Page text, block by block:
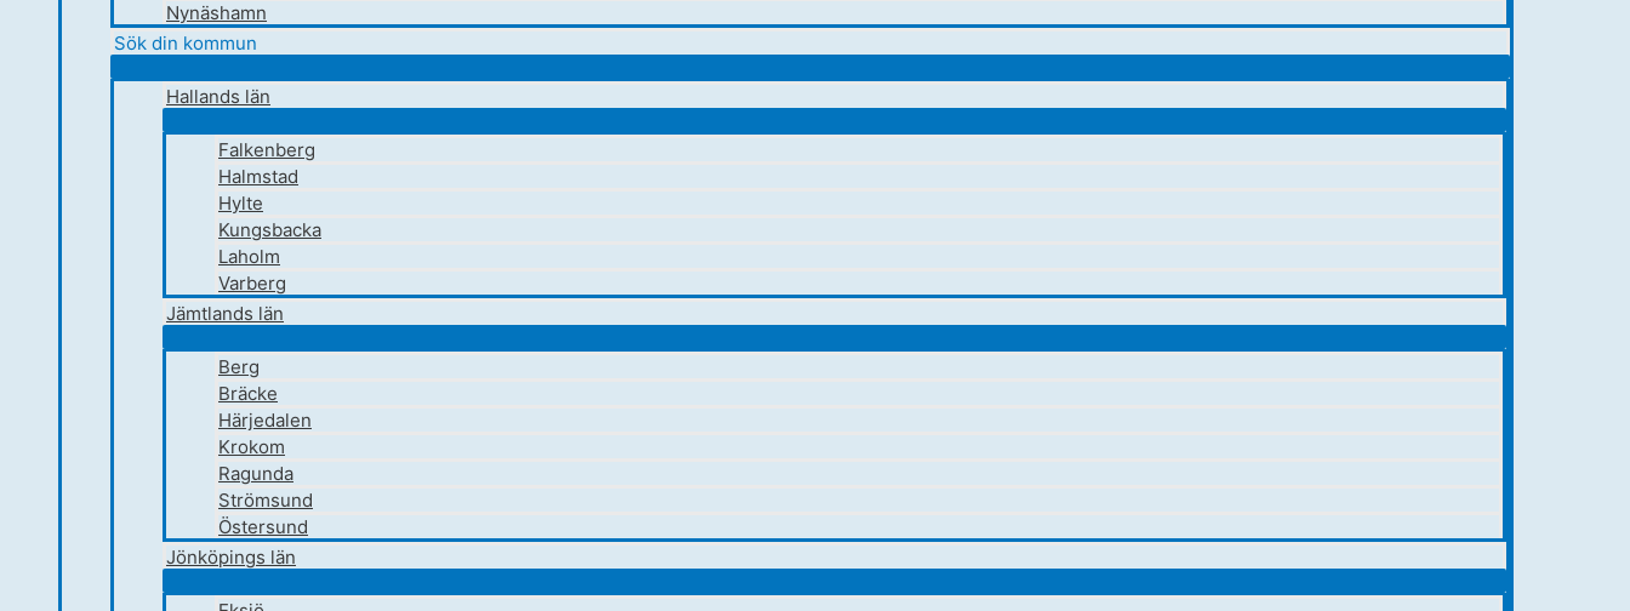
Nynäshamn
Sök din kommun
Hallands län
Falkenberg
Halmstad
Hylte
Kungsbacka
Laholm
Varberg
Jämtlands län
Berg
Bräcke
Härjedalen
Krokom
Ragunda
Strömsund
Östersund
Jönköpings län